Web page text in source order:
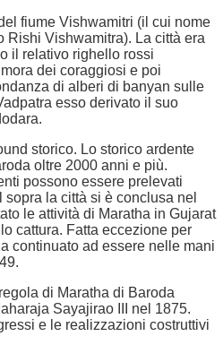
fiume Vishwamitri (il cui nome
Rishi Vishwamitra). La città era
il relativo righello rossi
dei coraggiosi e poi
di alberi di banyan sulle
esso derivato il suo
storico. Lo storico ardente
oltre 2000 anni e più.
possono essere prelevati
la città si è conclusa nel
le attività di Maratha in Gujarat
cattura. Fatta eccezione per
continuato ad essere nelle mani
di Maratha di Baroda
Sayajirao III nel 1875.
e le realizzazioni costruttivi